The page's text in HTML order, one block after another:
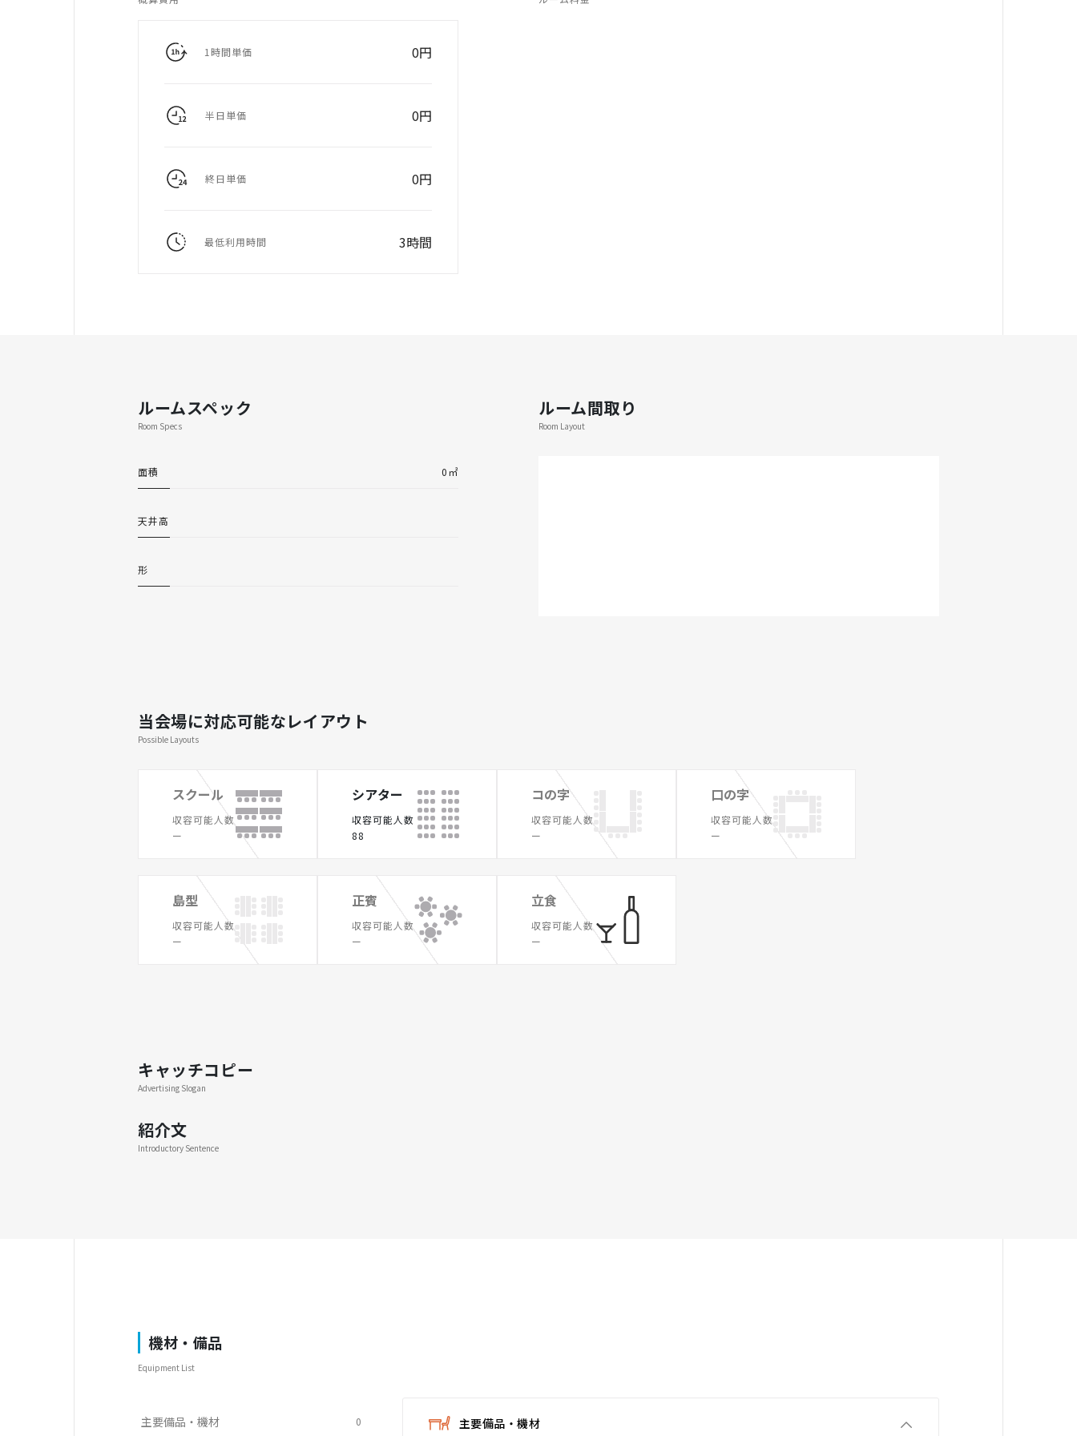
1時間単価 0円
半日単価 0円
終日単価 0円
最低利用時間 3時間
ルームスペック
Room Specs
面積 0㎡
天井高
形
ルーム間取り
Room Layout
当会場に対応可能なレイアウト
Possible Layouts
スクール
収容可能人数
ー
シアター
収容可能人数
88
コの字
収容可能人数
ー
口の字
収容可能人数
ー
島型
収容可能人数
ー
正賓
収容可能人数
ー
立食
収容可能人数
ー
キャッチコピー
Advertising Slogan
紹介文
Introductory Sentence
機材・備品
Equipment List
主要備品・機材 0 主要備品・機材